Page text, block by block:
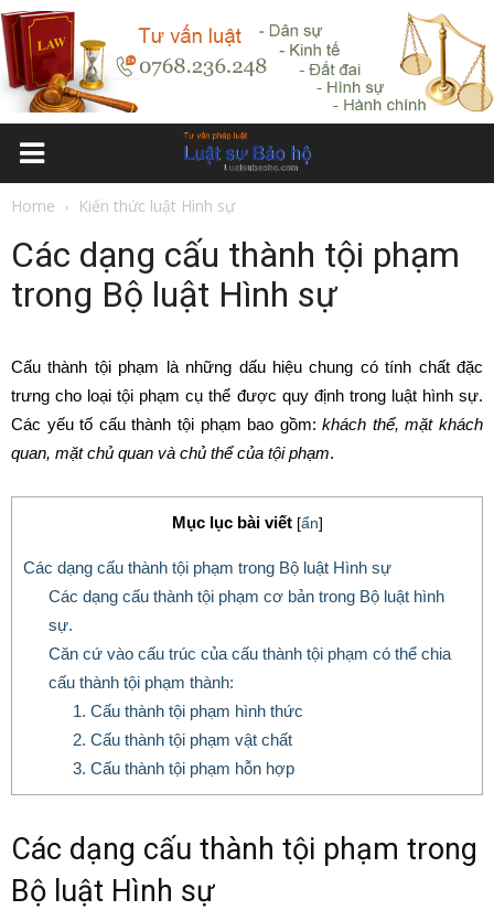
Home Kiến thức luật Hình sự
Các dạng cấu thành tội phạm
trong Bộ luật Hình sự
Cấu thành tội phạm là những dấu hiệu chung có tính chất đặc
trưng cho loại tội phạm cụ thể được quy định trong luật hình sự.
Các yếu tố cấu thành tội phạm bao gồm:khách thể, mặt khách
quan, mặt chủ quan và chủ thể của tội phạm.
Mục lục bài viết [ẩn]
Các dạng cấu thành tội phạm trong Bộ luật Hình sự
Các dạng cấu thành tội phạm cơ bản trong Bộ luật hình
sự.
Căn cứ vào cấu trúc của cấu thành tội phạm có thể chia
cấu thành tội phạm thành:
1. Cấu thành tội phạm hình thức
2. Cấu thành tội phạm vật chất
3. Cấu thành tội phạm hỗn hợp
Các dạng cấu thành tội phạm trong
Bộ luật Hình sự